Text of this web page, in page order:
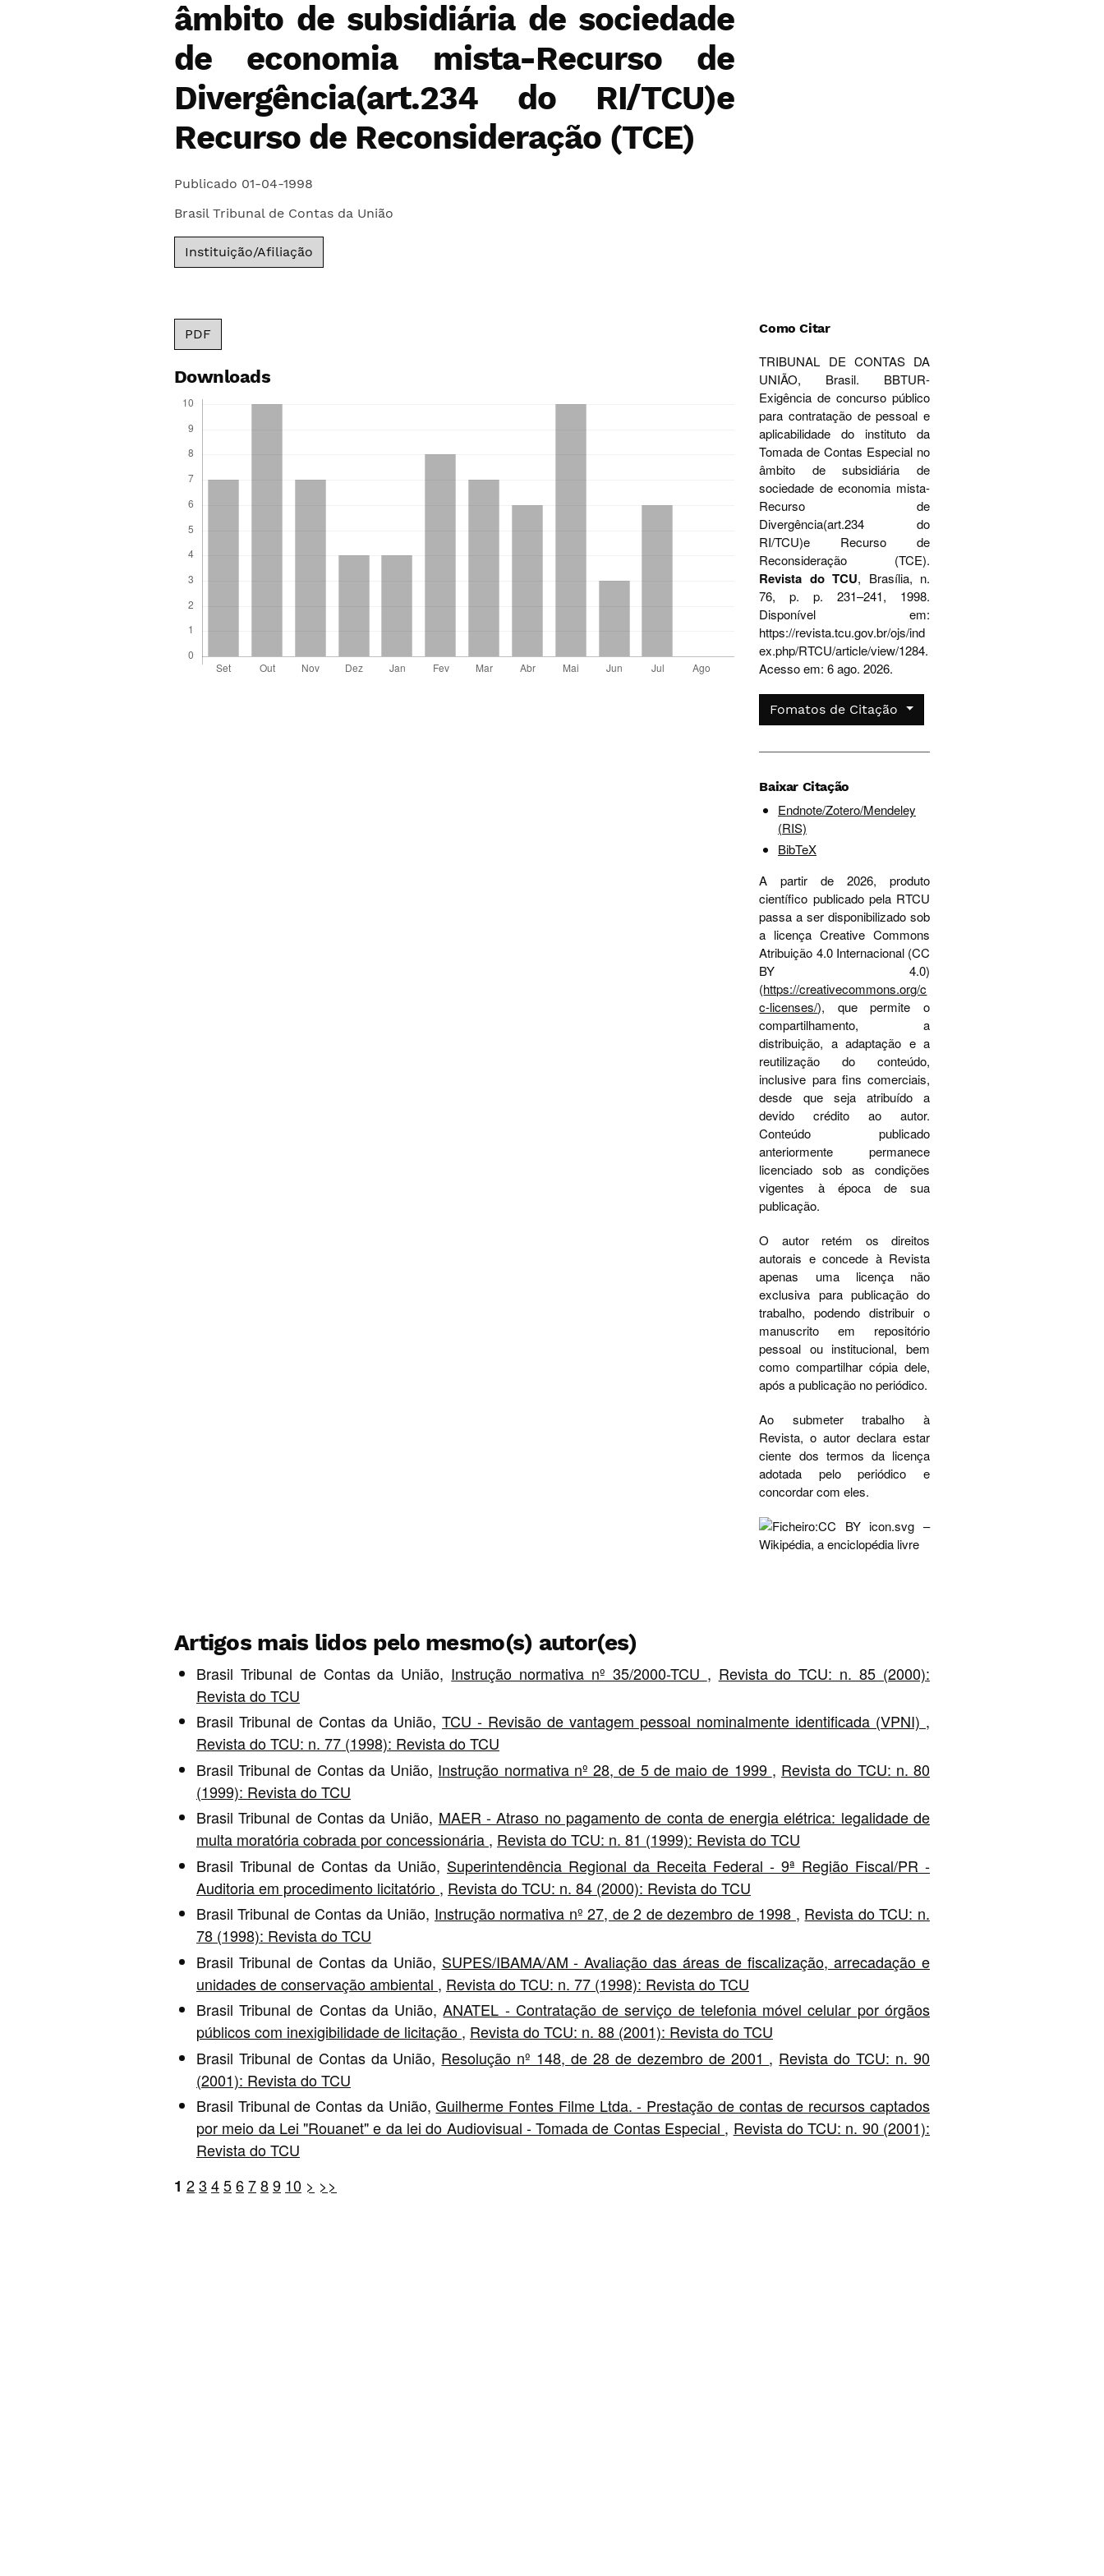
âmbito de subsidiária de sociedade
de economia mista-Recurso de
Divergência(art.234 do RI/TCU)e
Recurso de Reconsideração (TCE)
Publicado 01-04-1998
Brasil Tribunal de Contas da União
Instituição/Afiliação
Como Citar
TRIBUNAL DE CONTAS DA
UNIÃO, Brasil. BBTUR-
Exigência de concurso público
para contratação de pessoal e
aplicabilidade do instituto da
Tomada de Contas Especial no
âmbito de subsidiária de
sociedade de economia mista-
Recurso de
Divergência(art.234 do
RI/TCU)e Recurso de
Reconsideração (TCE).
Revista do TCU, Brasília, n.
76, p. p. 231–241, 1998.
Disponível em:
https://revista.tcu.gov.br/ojs/ind
ex.php/RTCU/article/view/1284.
Acesso em: 6 ago. 2026.
Fomatos de Citação
Baixar Citação
Endnote/Zotero/Mendeley
(RIS)
BibTeX
A partir de 2026, produto
científico publicado pela RTCU
passa a ser disponibilizado sob
a licença Creative Commons
Atribuição 4.0 Internacional (CC
BY 4.0)
(https://creativecommons.org/c
c-licenses/), que permite o
compartilhamento, a
distribuição, a adaptação e a
reutilização do conteúdo,
inclusive para fins comerciais,
desde que seja atribuído a
devido crédito ao autor.
Conteúdo publicado
anteriormente permanece
licenciado sob as condições
vigentes à época de sua
publicação.
O autor retém os direitos
autorais e concede à Revista
apenas uma licença não
exclusiva para publicação do
trabalho, podendo distribuir o
manuscrito em repositório
pessoal ou institucional, bem
como compartilhar cópia dele,
após a publicação no periódico.
Ao submeter trabalho à
Revista, o autor declara estar
ciente dos termos da licença
adotada pelo periódico e
concordar com eles.
PDF
Downloads
Artigos mais lidos pelo mesmo(s) autor(es)
Brasil Tribunal de Contas da União, Instrução normativa nº 35/2000-TCU , Revista do TCU: n. 85 (2000):
Revista do TCU
Brasil Tribunal de Contas da União, TCU - Revisão de vantagem pessoal nominalmente identificada (VPNI) ,
Revista do TCU: n. 77 (1998): Revista do TCU
Brasil Tribunal de Contas da União, Instrução normativa nº 28, de 5 de maio de 1999 , Revista do TCU: n. 80
(1999): Revista do TCU
Brasil Tribunal de Contas da União, MAER - Atraso no pagamento de conta de energia elétrica: legalidade de
multa moratória cobrada por concessionária , Revista do TCU: n. 81 (1999): Revista do TCU
Brasil Tribunal de Contas da União, Superintendência Regional da Receita Federal - 9ª Região Fiscal/PR -
Auditoria em procedimento licitatório , Revista do TCU: n. 84 (2000): Revista do TCU
Brasil Tribunal de Contas da União, Instrução normativa nº 27, de 2 de dezembro de 1998 , Revista do TCU: n.
78 (1998): Revista do TCU
Brasil Tribunal de Contas da União, SUPES/IBAMA/AM - Avaliação das áreas de fiscalização, arrecadação e
unidades de conservação ambiental , Revista do TCU: n. 77 (1998): Revista do TCU
Brasil Tribunal de Contas da União,ANATEL - Contratação de serviço de telefonia móvel celular por órgãos
públicos com inexigibilidade de licitação , Revista do TCU: n. 88 (2001): Revista do TCU
Brasil Tribunal de Contas da União, Resolução nº 148, de 28 de dezembro de 2001 , Revista do TCU: n. 90
(2001): Revista do TCU
Brasil Tribunal de Contas da União,Guilherme Fontes Filme Ltda. - Prestação de contas de recursos captados
por meio da Lei "Rouanet" e da lei do Audiovisual - Tomada de Contas Especial , Revista do TCU: n. 90 (2001):
Revista do TCU
1 23 456789 10 > >>